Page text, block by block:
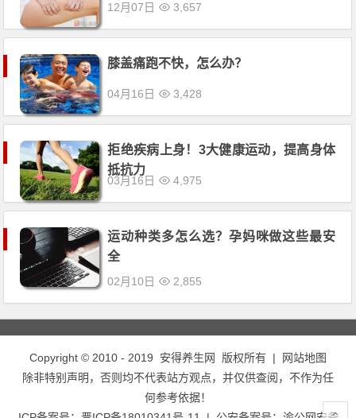
12月07日 3,657
膝盖痛跑不快，怎么办？
04月16日 3,428
拒绝疾病上身！3大健康运动，提高身体
抵抗力
03月16日 4,975
运动种类多怎么选？孕妈咪做这些最安
全
02月10日 2,855
Copyright © 2010 - 2019 安得养生网 版权所有 |
网站地图
除非特别声明，否则均不代表站方观点，并仅供查阅，不作为任
何参考依据！